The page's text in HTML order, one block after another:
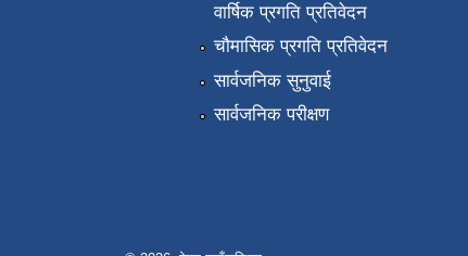
वार्षिक प्रगति प्रतिवेदन
चौमासिक प्रगति प्रतिवेदन
सार्वजनिक सुनुवाई
सार्वजनिक परीक्षण